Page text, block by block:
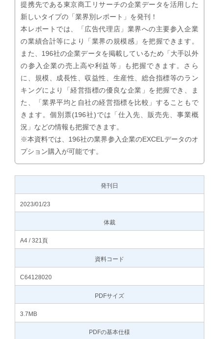
提携先である東京商工リサーチの企業データを活用した
新しいタイプの「業界別レポート」を発刊！
本レポートでは、「広告代理店」業界への主要参入企業
の業績合計等により「業界の規模感」を把握できます。
また、196社の企業データを掲載しているため「大手以外
の参入企業の売上高や利益等」も把握できます。さら
に、規模、成長性、収益性、生産性、総合指標等のラン
キングにより「経営指標の優良な企業」を把握でき、ま
た、「業界平均と自社の経営指標を比較」することもで
きます。個別票(196社)では「仕入先、販売先、事業概
況」などの情報も把握できます。
※本資料では、196社の業界参入企業のEXCELデータのオ
プション購入が可能です。
発刊日
2023/01/23
体裁
A4 / 321頁
資料コード
C64128020
PDFサイズ
3.7MB
PDFの基本仕様